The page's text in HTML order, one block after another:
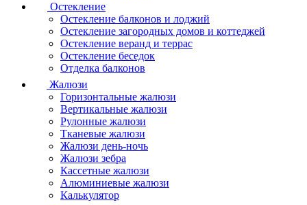
Остекление
Остекление балконов и лоджий
Остекление загородных домов и коттеджей
Остекление веранд и террас
Остекление беседок
Отделка балконов
Жалюзи
Горизонтальные жалюзи
Вертикальные жалюзи
Рулонные жалюзи
Тканевые жалюзи
Жалюзи день-ночь
Жалюзи зебра
Кассетные жалюзи
Алюминиевые жалюзи
Калькулятор